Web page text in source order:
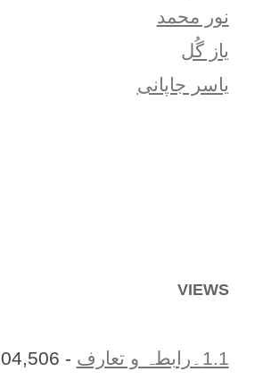
نور محمد
یاز گُل
یاسر جاپانی
VIEWS
1.1۔رابطہ و تعارف
- 204,506 بار